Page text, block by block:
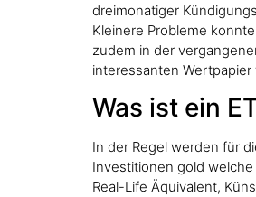
dreimonatiger
Kleinere Probleme
zudem in der
interessanten
Was ist ein
In der Regel werden für
Investitionen gold
Real-Life Äquivalent,